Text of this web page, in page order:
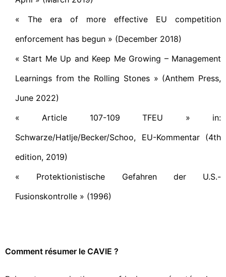
« The era of more effective EU competition
enforcement has begun » (December 2018)
« Start Me Up and Keep Me Growing – Management
Learnings from the Rolling Stones » (Anthem Press,
June 2022)
« Article 107-109 TFEU » in:
Schwarze/Hatlje/Becker/Schoo, EU-Kommentar (4th
edition, 2019)
« Protektionistische Gefahren der U.S.-
Fusionskontrolle » (1996)
Comment résumer le CAVIE ?